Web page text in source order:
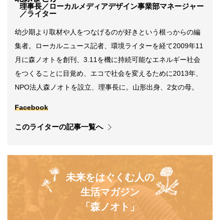
理事長／ローカルメディアデザイン事業部マネージャー
／ライター
幼少期より取材や人をつなげるのが好きという根っからの編
集者。ローカルニュース記者、環境ライターを経て2009年11
月に森ノオトを創刊、3.11を機に持続可能なエネルギー社会
をつくることに目覚め、エコで社会を変えるために2013年、
NPO法人森ノオトを設立、理事長に。山形出身、2女の母。
Facebook
このライターの記事一覧へ
未来をはぐくむ人の
生活マガジン
「森ノオト」